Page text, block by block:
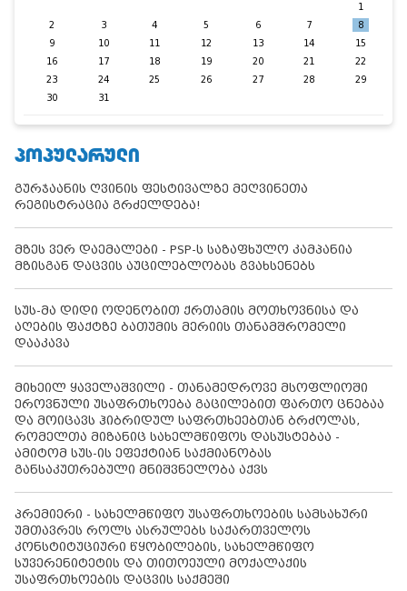
1
2
3 4 5 6 7
8
9
10 11 12 13 14
15
16
17 18 19 20 21
22
23
24 25 26 27 28
29
30
31
ᲞᲝᲞᲣᲚᲐᲠᲣᲚᲘ
გურჯაანის ღვინის ფესტივალზე მეღვინეთა
რეგისტრაცია გრძელდება!
მზეს ვერ დაემალები - PSP-ს საზაფხულო კამპანია
მზისგან დაცვის აუცილებლობას გვახსენებს
სუს-მა დიდი ოდენობით ქრთამის მოთხოვნისა და
აღების ფაქტზე ბათუმის მერიის თანამშრომელი
დააკავა
მიხეილ ყაველაშვილი - თანამედროვე მსოფლიოში
ეროვნული უსაფრთხოება გაცილებით ფართო ცნებაა
და მოიცავს ჰიბრიდულ საფრთხეებთან ბრძოლას,
რომელთა მიზანიც სახელმწიფოს დასუსტებაა -
ამიტომ სუს-ის ეფექტიან საქმიანობას
განსაკუთრებული მნიშვნელობა აქვს
პრემიერი - სახელმწიფო უსაფრთხოების სამსახური
უმთავრეს როლს ასრულებს საქართველოს
კონსტიტუციური წყობილების, სახელმწიფო
სუვერენიტეტის და თითოეული მოქალაქის
უსაფრთხოების დაცვის საქმეში